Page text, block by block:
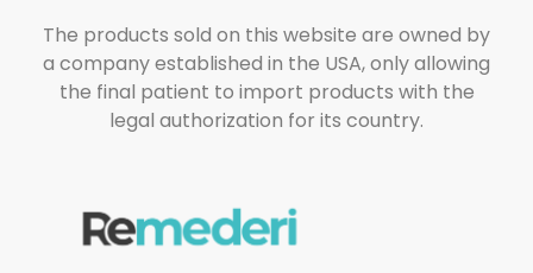
The products sold on this website are owned by
a company established in the USA, only allowing
the final patient to import products with the
legal authorization for its country.